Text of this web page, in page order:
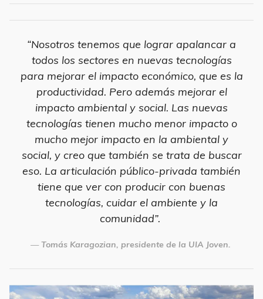
“Nosotros tenemos que lograr apalancar a
todos los sectores en nuevas tecnologías
para mejorar el impacto económico, que es la
productividad. Pero además mejorar el
impacto ambiental y social. Las nuevas
tecnologías tienen mucho menor impacto o
mucho mejor impacto en la ambiental y
social, y creo que también se trata de buscar
eso. La articulación público-privada también
tiene que ver con producir con buenas
tecnologías, cuidar el ambiente y la
comunidad”.
Tomás Karagozian, presidente de la UIA Joven.